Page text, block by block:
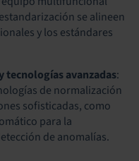
se alineen
y los estándares
tecnologías avanzadas:
de normalización
sofisticadas, como
para la
de anomalías.